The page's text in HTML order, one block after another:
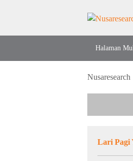
Halaman
Nusaresearch
Lari Pagi